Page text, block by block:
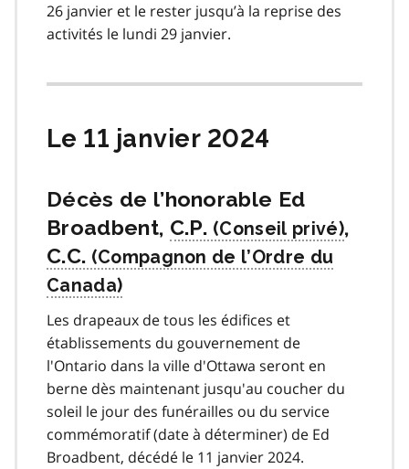
26 janvier et le rester jusqu’à la reprise des
activités le lundi 29 janvier.
Le 11 janvier 2024
Décès de l’honorable Ed
Broadbent, C.P.
,
C.C.
Les drapeaux de tous les édifices et
établissements du gouvernement de
l'Ontario dans la ville d'Ottawa seront en
berne dès maintenant jusqu'au coucher du
soleil le jour des funérailles ou du service
commémoratif (date à déterminer) de Ed
Broadbent, décédé le 11 janvier 2024.